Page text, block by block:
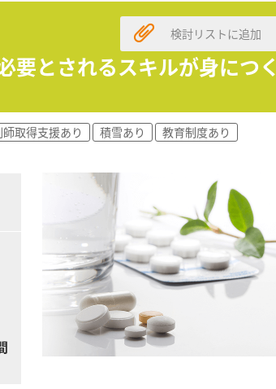
要とされるスキルが身につく
検討リストに追加
取得支援あり 積雪あり
教育制度あり